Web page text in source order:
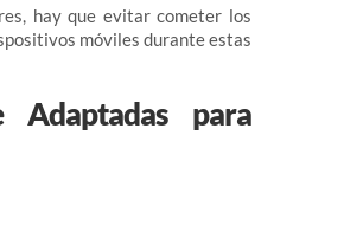
hay que evitar cometer los
móviles durante estas
Adaptadas para